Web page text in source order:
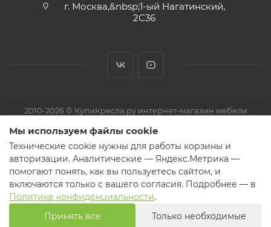
г. Москва,&nbsp;1-ый Нагатинский,
2C36
2010-2026 © КупиКресла.ру интернет-магазин мебели
ИП Пирожков Кирилл Сергеевич · ОГРНИП 313774626800150 ·
ИНН 774319727521
Претензии и обращения — на электронную почту магазина или
через форму обратной связи.
Мы используем файлы cookie
Технические cookie нужны для работы корзины и
авторизации. Аналитические — Яндекс.Метрика —
помогают понять, как вы пользуетесь сайтом, и
включаются только с вашего согласия. Подробнее — в
Политике конфиденциальности.
Принять все
Только необходимые